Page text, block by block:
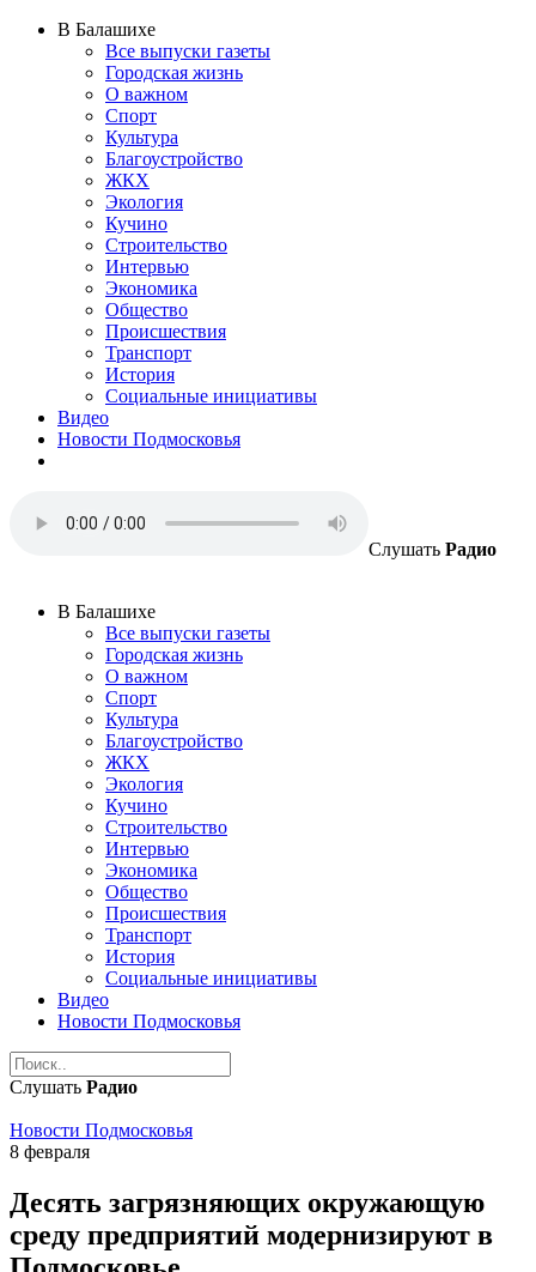
В Балашихе
Все выпуски газеты
Городская жизнь
О важном
Спорт
Культура
Благоустройство
ЖКХ
Экология
Кучино
Строительство
Интервью
Экономика
Общество
Происшествия
Транспорт
История
Социальные инициативы
Видео
Новости Подмосковья
Слушать Радио
В Балашихе
Все выпуски газеты
Городская жизнь
О важном
Спорт
Культура
Благоустройство
ЖКХ
Экология
Кучино
Строительство
Интервью
Экономика
Общество
Происшествия
Транспорт
История
Социальные инициативы
Видео
Новости Подмосковья
Слушать Радио
Новости Подмосковья
8 февраля
Десять загрязняющих окружающую
среду предприятий модернизируют в